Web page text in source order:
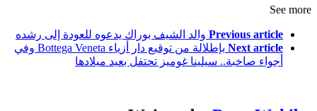
See more
Previous article والد الشيف بوراك يدعوه للعودة إلى رشده
Next article
بإطلالة من توقيع دار أزياء Bottega Veneta وفي
أجواء صاخبة.. سيلينا غوميز تحتفل بعيد ميلادها